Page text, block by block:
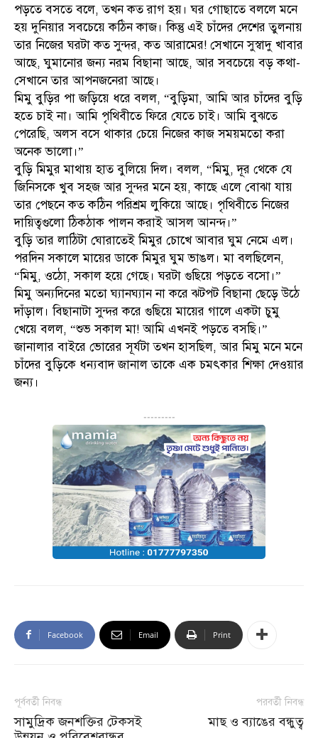
পড়তে বসতে বলে, তখন কত রাগ হয়। ঘর গোছাতে বললে মনে
হয় দুনিয়ার সবচেয়ে কঠিন কাজ। কিন্তু এই চাঁদের দেশের তুলনায়
তার নিজের ঘরটা কত সুন্দর, কত আরামের! সেখানে সুস্বাদু খাবার
আছে, ঘুমানোর জন্য নরম বিছানা আছে, আর সবচেয়ে বড় কথা-
সেখানে তার আপনজনেরা আছে।
মিমু বুড়ির পা জড়িয়ে ধরে বলল, “বুড়িমা, আমি আর চাঁদের বুড়ি
হতে চাই না। আমি পৃথিবীতে ফিরে যেতে চাই। আমি বুঝতে
পেরেছি, অলস বসে থাকার চেয়ে নিজের কাজ সময়মতো করা
অনেক ভালো।”
বুড়ি মিমুর মাথায় হাত বুলিয়ে দিল। বলল, “মিমু, দূর থেকে যে
জিনিসকে খুব সহজ আর সুন্দর মনে হয়, কাছে এলে বোঝা যায়
তার পেছনে কত কঠিন পরিশ্রম লুকিয়ে আছে। পৃথিবীতে নিজের
দায়িত্বগুলো ঠিকঠাক পালন করাই আসল আনন্দ।”
বুড়ি তার লাঠিটা ঘোরাতেই মিমুর চোখে আবার ঘুম নেমে এল।
পরদিন সকালে মায়ের ডাকে মিমুর ঘুম ভাঙল। মা বলছিলেন,
“মিমু, ওঠো, সকাল হয়ে গেছে। ঘরটা গুছিয়ে পড়তে বসো।”
মিমু অন্যদিনের মতো ঘ্যানঘ্যান না করে ঝটপট বিছানা ছেড়ে উঠে
দাঁড়াল। বিছানাটা সুন্দর করে গুছিয়ে মায়ের গালে একটা চুমু
খেয়ে বলল, “শুভ সকাল মা! আমি এখনই পড়তে বসছি।”
জানালার বাইরে ভোরের সূর্যটা তখন হাসছিল, আর মিমু মনে মনে
চাঁদের বুড়িকে ধন্যবাদ জানাল তাকে এক চমৎকার শিক্ষা দেওয়ার
জন্য।
---------
Facebook Email Print
পূর্ববর্তী নিবন্ধ
সামুদ্রিক জনশক্তির টেকসই
পরবর্তী নিবন্ধ
মাছ ও ব্যাঙের বন্ধুত্ব